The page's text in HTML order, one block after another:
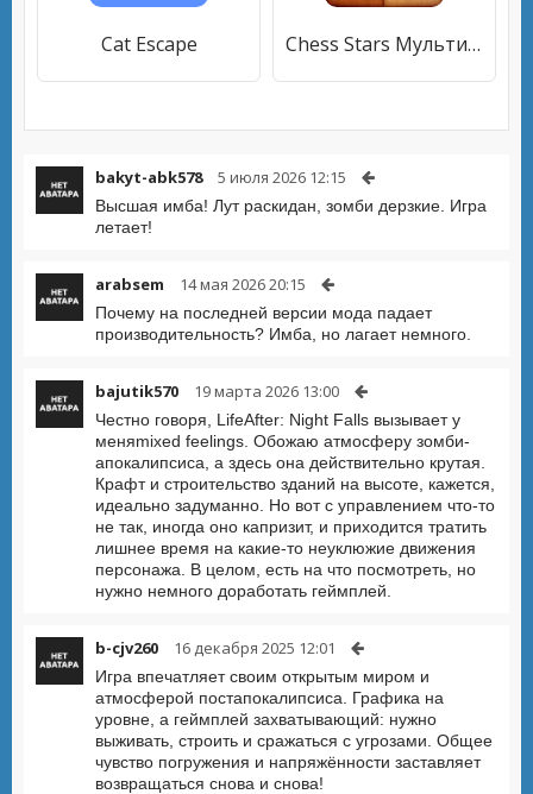
Cat Escape Chess Stars Мультиигрок Онлайн
bakyt-abk578 5 июля 2026 12:15
Высшая имба! Лут раскидан, зомби дерзкие. Игра
летает!
arabsem 14 мая 2026 20:15
Почему на последней версии мода падает
производительность? Имба, но лагает немного.
bajutik570 19 марта 2026 13:00
Честно говоря, LifeAfter: Night Falls вызывает у
меняmixed feelings. Обожаю атмосферу зомби-
апокалипсиса, а здесь она действительно крутая.
Крафт и строительство зданий на высоте, кажется,
идеально задуманно. Но вот с управлением что-то
не так, иногда оно капризит, и приходится тратить
лишнее время на какие-то неуклюжие движения
персонажа. В целом, есть на что посмотреть, но
нужно немного доработать геймплей.
b-cjv260 16 декабря 2025 12:01
Игра впечатляет своим открытым миром и
атмосферой постапокалипсиса. Графика на
уровне, а геймплей захватывающий: нужно
выживать, строить и сражаться с угрозами. Общее
чувство погружения и напряжённости заставляет
возвращаться снова и снова!